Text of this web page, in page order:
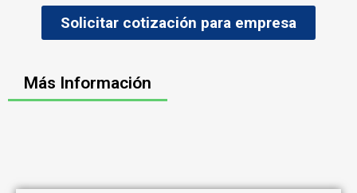
Solicitar cotización para empresa
Más Información